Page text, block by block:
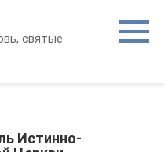
святые
Истинно-